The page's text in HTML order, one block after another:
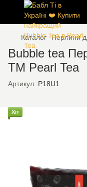
Каталог Перлини
Bubble tea
ТМ Pearl Tea
Артикул: P18U1
Хіт